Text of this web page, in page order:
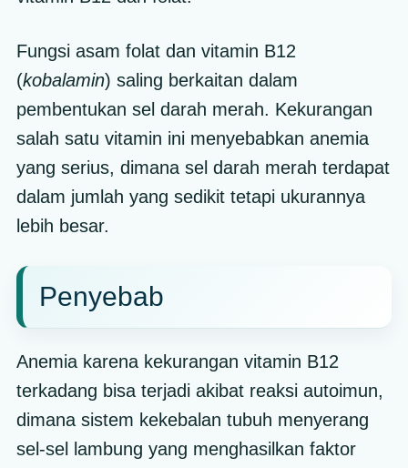
Fungsi asam folat dan vitamin B12
(kobalamin) saling berkaitan dalam
pembentukan sel darah merah. Kekurangan
salah satu vitamin ini menyebabkan anemia
yang serius, dimana sel darah merah terdapat
dalam jumlah yang sedikit tetapi ukurannya
lebih besar.
Penyebab
Anemia karena kekurangan vitamin B12
terkadang bisa terjadi akibat reaksi autoimun,
dimana sistem kekebalan tubuh menyerang
sel-sel lambung yang menghasilkan faktor